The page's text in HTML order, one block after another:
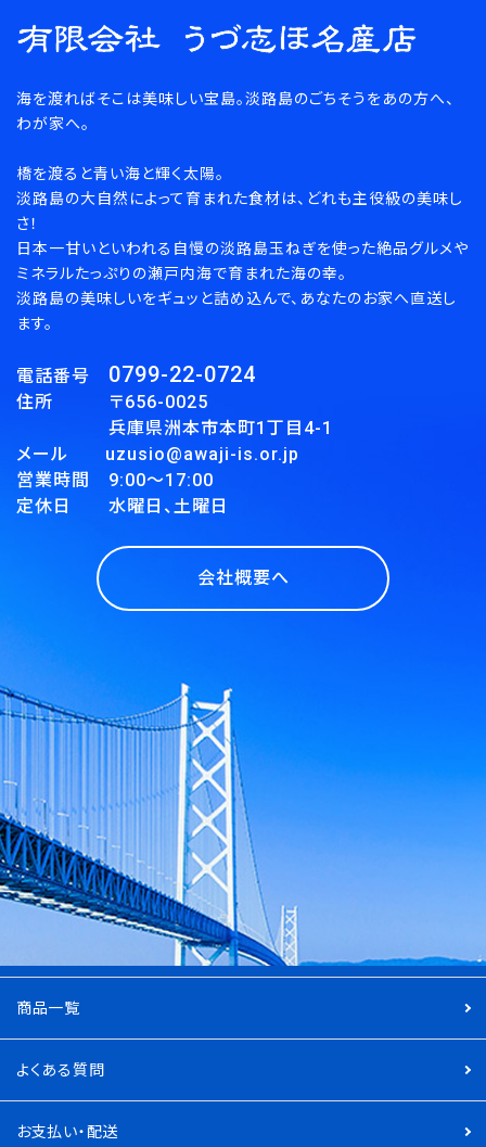
海を渡ればそこは美味しい宝島。淡路島のごちそうをあの方へ、
わが家へ。
橋を渡ると青い海と輝く太陽。
淡路島の大自然によって育まれた食材は、どれも主役級の美味し
さ！
日本一甘いといわれる自慢の淡路島玉ねぎを使った絶品グルメや
ミネラルたっぷりの瀬戸内海で育まれた海の幸。
淡路島の美味しいをギュッと詰め込んで、あなたのお家へ直送し
ます。
電話番号 0799-22-0724
住所 〒656-0025
兵庫県洲本市本町1丁目4-1
メール uzusio@awaji-is.or.jp
営業時間 9:00～17:00
定休日 水曜日、土曜日
会社概要へ
商品一覧
よくある質問
お支払い・配送